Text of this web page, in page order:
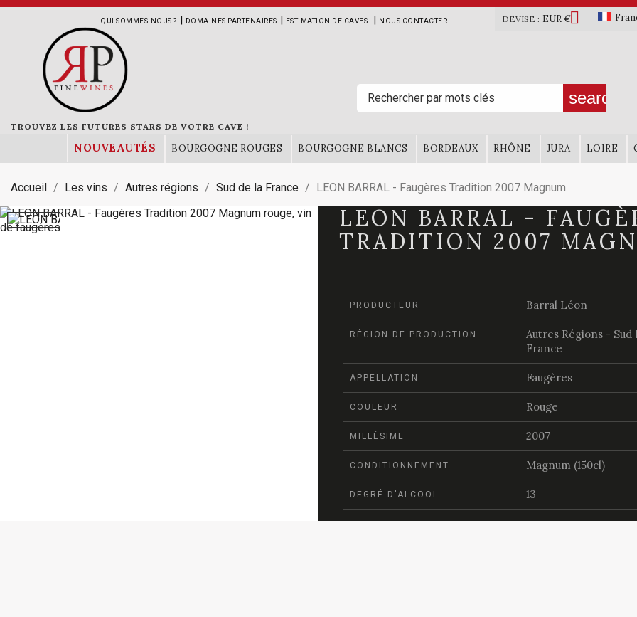
QUI SOMMES-NOUS ? | DOMAINES PARTENAIRES | ESTIMATION DE CAVES | NOUS CONTACTER DEVISE : EUR €
TROUVEZ LES FUTURES STARS DE VOTRE CAVE !
search
NOUVEAUTÉS BOURGOGNE ROUGES BOURGOGNE BLANCS BORDEAUX RHÔNE JURA LOIRE
Accueil Les vins Autres régions Sud de la France LEON BARRAL - Faugères Tradition 2007 Magnum
LEON BARRAL -
TRADITION 2007
PRODUCTEUR Barral Léon
RÉGION DE PRODUCTION
Autres Régions - Sud
France
APPELLATION Faugères
COULEUR Rouge
MILLÉSIME 2007
CONDITIONNEMENT Magnum (150cl)
DEGRÉ D'ALCOOL 13